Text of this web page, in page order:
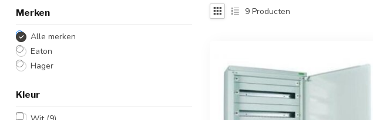
Merken
Alle merken
Eaton
Hager
Kleur
9 Producten